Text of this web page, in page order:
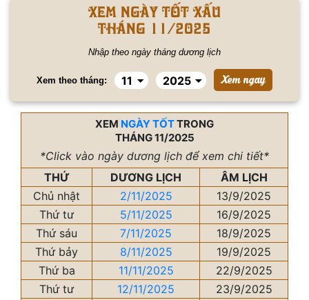
Xem ngày tốt xấu
tháng 11/2025
Nhập theo ngày tháng dương lịch
Xem theo tháng:
XEM NGÀY TỐTTRONG
THÁNG 11/2025
*Click vào ngày dương lịch để xem chi tiết*
THỨ
DƯƠNG LỊCH
ÂM LỊCH
Chủ nhật
2/11/2025
13/9/2025
Thứ tư
5/11/2025
16/9/2025
Thứ sáu
7/11/2025
18/9/2025
Thứ bảy
8/11/2025
19/9/2025
Thứ ba
11/11/2025
22/9/2025
Thứ tư
12/11/2025
23/9/2025